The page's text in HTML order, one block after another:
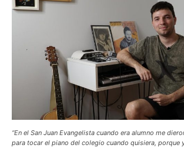
“En el San Juan Evangelista cuando era alumno me
para tocar el piano del colegio cuando quisiera, porque